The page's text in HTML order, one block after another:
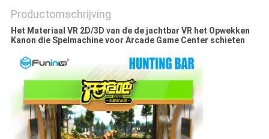
Productomschrijving
Het Materiaal VR 2D/3D van de de jachtbar VR het Opwekken
Kanon die Spelmachine voor Arcade Game Center schieten